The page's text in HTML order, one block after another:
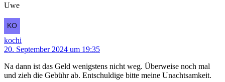
Uwe
kochi
20. September 2024 um 19:35
Na dann ist das Geld wenigstens nicht weg. Überweise noch mal
und zieh die Gebühr ab. Entschuldige bitte meine Unachtsamkeit.